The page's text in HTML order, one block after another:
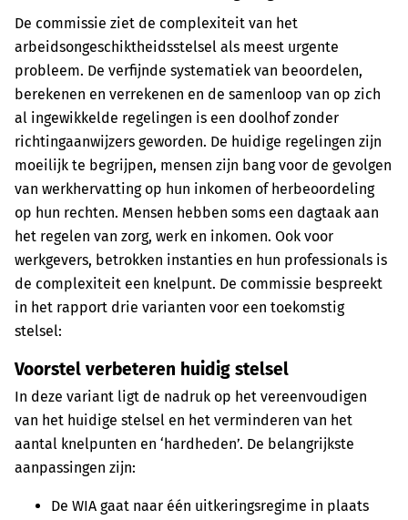
De commissie ziet de complexiteit van het
arbeidsongeschiktheidsstelsel als meest urgente
probleem. De verfijnde systematiek van beoordelen,
berekenen en verrekenen en de samenloop van op zich
al ingewikkelde regelingen is een doolhof zonder
richtingaanwijzers geworden. De huidige regelingen zijn
moeilijk te begrijpen, mensen zijn bang voor de gevolgen
van werkhervatting op hun inkomen of herbeoordeling
op hun rechten. Mensen hebben soms een dagtaak aan
het regelen van zorg, werk en inkomen. Ook voor
werkgevers, betrokken instanties en hun professionals is
de complexiteit een knelpunt. De commissie bespreekt
in het rapport drie varianten voor een toekomstig
stelsel:
Voorstel verbeteren huidig stelsel
In deze variant ligt de nadruk op het vereenvoudigen
van het huidige stelsel en het verminderen van het
aantal knelpunten en ‘hardheden’. De belangrijkste
aanpassingen zijn:
De WIA gaat naar één uitkeringsregime in plaats